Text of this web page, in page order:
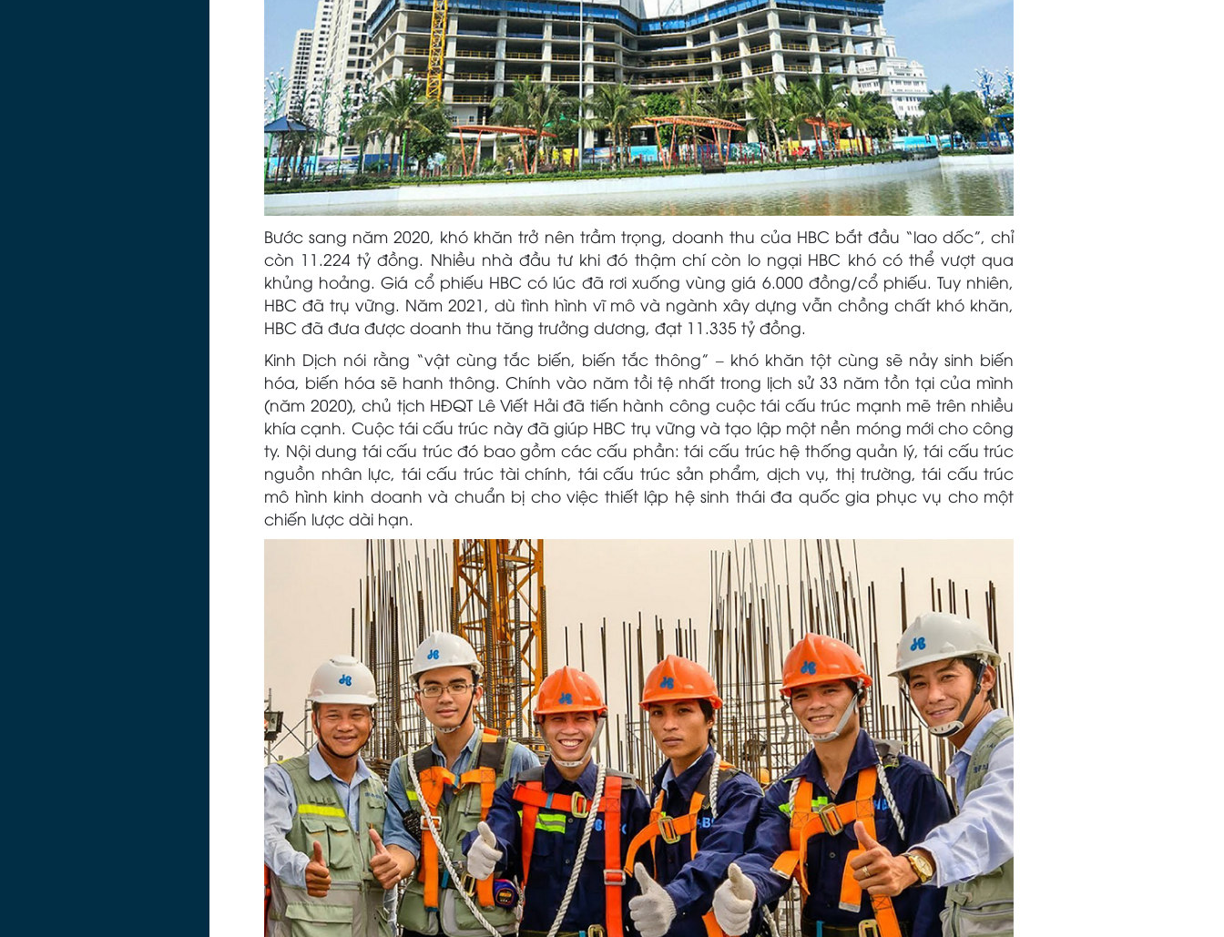
Bước sang năm 2020, khó khăn trở nên trầm trọng, doanh thu của HBC bắt đầu “lao dốc”, chỉ
còn 11.224 tỷ đồng. Nhiều nhà đầu tư khi đó thậm chí còn lo ngại HBC khó có thể vượt qua
khủng hoảng. Giá cổ phiếu HBC có lúc đã rơi xuống vùng giá 6.000 đồng/cổ phiếu. Tuy nhiên,
HBC đã trụ vững. Năm 2021, dù tình hình vĩ mô và ngành xây dựng vẫn chồng chất khó khăn,
HBC đã đưa được doanh thu tăng trưởng dương, đạt 11.335 tỷ đồng.
Kinh Dịch nói rằng “vật cùng tắc biến, biến tắc thông” – khó khăn tột cùng sẽ nảy sinh biến
hóa, biến hóa sẽ hanh thông. Chính vào năm tồi tệ nhất trong lịch sử 33 năm tồn tại của mình
(năm 2020), chủ tịch HĐQT Lê Viết Hải đã tiến hành công cuộc tái cấu trúc mạnh mẽ trên nhiều
khía cạnh. Cuộc tái cấu trúc này đã giúp HBC trụ vững và tạo lập một nền móng mới cho công
ty. Nội dung tái cấu trúc đó bao gồm các cấu phần: tái cấu trúc hệ thống quản lý, tái cấu trúc
nguồn nhân lực, tái cấu trúc tài chính, tái cấu trúc sản phẩm, dịch vụ, thị trường, tái cấu trúc
mô hình kinh doanh và chuẩn bị cho việc thiết lập hệ sinh thái đa quốc gia phục vụ cho một
chiến lược dài hạn.